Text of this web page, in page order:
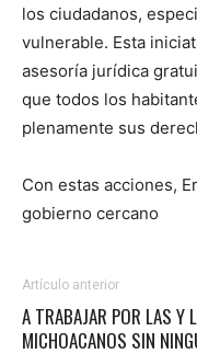
los ciudadanos,
vulnerable. Esta
asesoría jurídica
que todos los
plenamente sus
Con estas acciones,
gobierno cercano
Artículo anterior
A TRABAJAR POR LAS Y
MICHOACANOS SIN